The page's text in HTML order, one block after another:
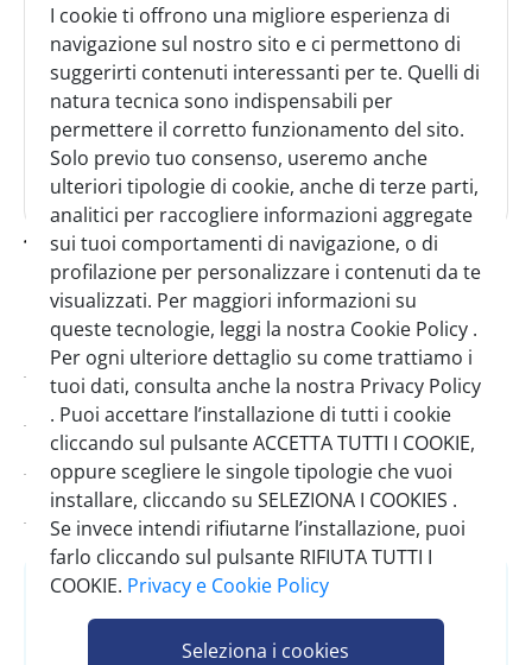
I cookie ti offrono una migliore esperienza di
navigazione sul nostro sito e ci permettono di
suggerirti contenuti interessanti per te. Quelli di
natura tecnica sono indispensabili per
permettere il corretto funzionamento del sito.
Solo previo tuo consenso, useremo anche
ulteriori tipologie di cookie, anche di terze parti,
analitici per raccogliere informazioni aggregate
sui tuoi comportamenti di navigazione, o di
profilazione per personalizzare i contenuti da te
visualizzati. Per maggiori informazioni su
queste tecnologie, leggi la nostra Cookie Policy .
Per ogni ulteriore dettaglio su come trattiamo i
tuoi dati, consulta anche la nostra Privacy Policy
. Puoi accettare l’installazione di tutti i cookie
cliccando sul pulsante ACCETTA TUTTI I COOKIE,
oppure scegliere le singole tipologie che vuoi
installare, cliccando su SELEZIONA I COOKIES .
Se invece intendi rifiutarne l’installazione, puoi
farlo cliccando sul pulsante RIFIUTA TUTTI I
COOKIE. Privacy e Cookie Policy
Seleziona i cookies
toma grembiule lima unisex
black&white
Codice: 0119900
Brand: Toma
Minimo vendita: 1
Scadenza minima: 27/04/2029
AccedioRegistrati
per vedere il prezzo